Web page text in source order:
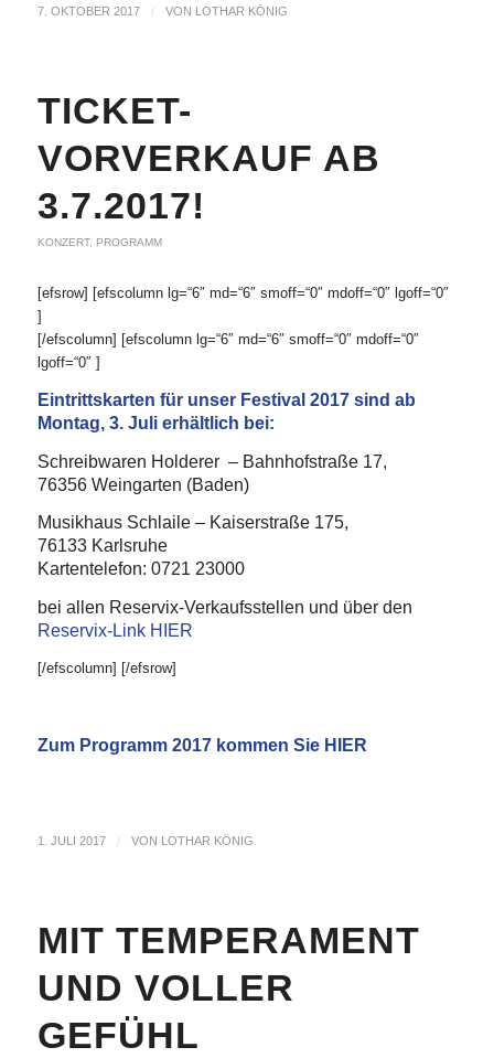
7. OKTOBER 2017 / VON LOTHAR KÖNIG
TICKET-
VORVERKAUF AB
3.7.2017!
KONZERT, PROGRAMM
[efsrow] [efscolumn lg=“6″ md=“6″ smoff=“0″ mdoff=“0″ lgoff=“0″
]
[/efscolumn] [efscolumn lg=“6″ md=“6″ smoff=“0″ mdoff=“0″
lgoff=“0″ ]
Eintrittskarten für unser Festival 2017 sind ab
Montag, 3. Juli erhältlich bei:
Schreibwaren Holderer – Bahnhofstraße 17,
76356 Weingarten (Baden)
Musikhaus Schlaile – Kaiserstraße 175,
76133 Karlsruhe
Kartentelefon: 0721 23000
bei allen Reservix-Verkaufsstellen und über den
Reservix-Link HIER
[/efscolumn] [/efsrow]
Zum Programm 2017 kommen Sie HIER
1. JULI 2017 / VON LOTHAR KÖNIG
MIT TEMPERAMENT
UND VOLLER
GEFÜHL